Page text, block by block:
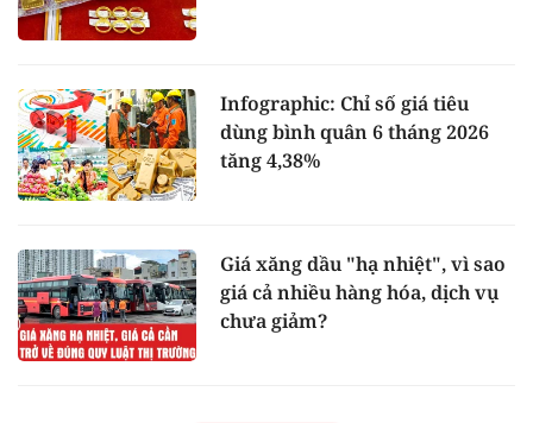
Infographic: Chỉ số giá tiêu
dùng bình quân 6 tháng 2026
tăng 4,38%
Giá xăng dầu "hạ nhiệt", vì sao
giá cả nhiều hàng hóa, dịch vụ
chưa giảm?